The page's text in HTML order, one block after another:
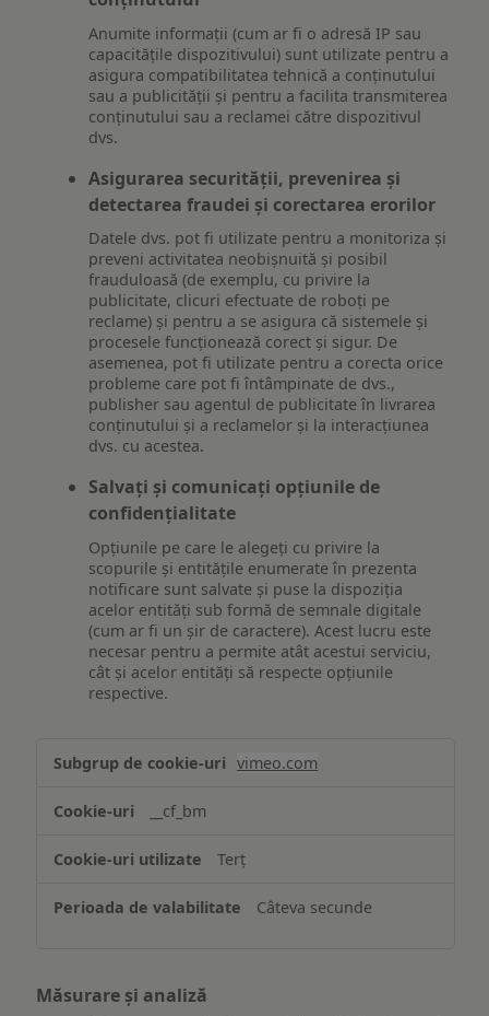
Anumite informații (cum ar fi o adresă IP sau
capacitățile dispozitivului) sunt utilizate pentru a
asigura compatibilitatea tehnică a conținutului
sau a publicității și pentru a facilita transmiterea
conținutului sau a reclamei către dispozitivul
dvs.
Asigurarea securității, prevenirea și
detectarea fraudei și corectarea erorilor
Datele dvs. pot fi utilizate pentru a monitoriza și
preveni activitatea neobișnuită și posibil
frauduloasă (de exemplu, cu privire la
publicitate, clicuri efectuate de roboți pe
reclame) și pentru a se asigura că sistemele și
procesele funcționează corect și sigur. De
asemenea, pot fi utilizate pentru a corecta orice
probleme care pot fi întâmpinate de dvs.,
publisher sau agentul de publicitate în livrarea
conținutului și a reclamelor și la interacțiunea
dvs. cu acestea.
Salvați și comunicați opțiunile de
confidențialitate
Opțiunile pe care le alegeți cu privire la
scopurile și entitățile enumerate în prezenta
notificare sunt salvate și puse la dispoziția
acelor entități sub formă de semnale digitale
(cum ar fi un șir de caractere). Acest lucru este
necesar pentru a permite atât acestui serviciu,
cât și acelor entități să respecte opțiunile
respective.
funcționalităților
ului
vimeo.com
__cf_bm
Terț
Câteva secunde
Măsurare și analiză